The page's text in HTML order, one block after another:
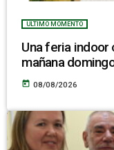
ULTIMO MOMENTO
Una feria indoor
mañana
today 08/08/2026